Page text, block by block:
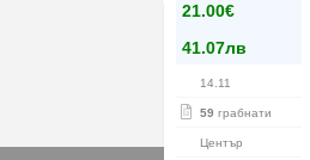
21.00€
41.07лв
14.11
59 грабнати
Център